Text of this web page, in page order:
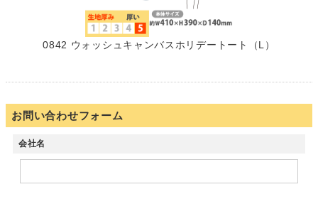
0842 ウォッシュキャンバスホリデートート（L）
お問い合わせフォーム
会社名